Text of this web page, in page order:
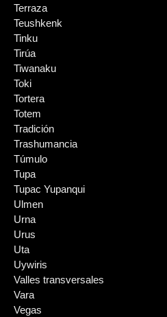
Terraza
Teushkenk
Tinku
Tirúa
Tiwanaku
Toki
Tortera
Totem
Tradición
Trashumancia
Túmulo
Tupa
Tupac Yupanqui
Ulmen
Urna
Urus
Uta
Uywiris
Valles transversales
Vara
Vegas